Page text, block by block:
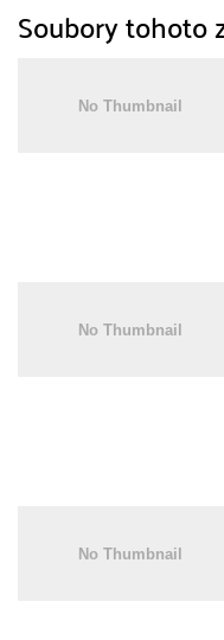
Soubory tohoto